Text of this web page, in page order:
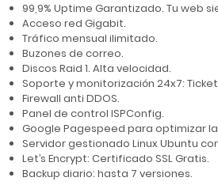
99,9% Uptime Garantizado. Tu web
Acceso red Gigabit.
Tráfico mensual ilimitado.
Buzones de correo.
Discos Raid 1. Alta velocidad.
Soporte y monitorización 24x7:
Firewall anti DDOS.
Panel de control ISPConfig.
Google Pagespeed para optimizar
Servidor gestionado Linux Ubuntu
Let’s Encrypt: Certificado SSL Gratis.
Backup diario: hasta 7 versiones.